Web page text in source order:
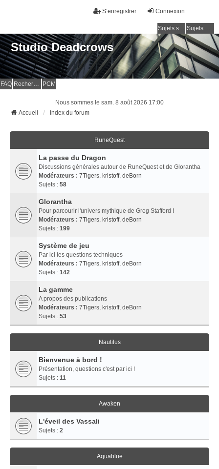
Connexion
S’enregistrer
Sujets sans réponse Sujets actifs
Studio Deadcrows
FAQ Rechercher PCM
Nous sommes le sam. 8 août 2026 17:00
Accueil
Index du forum
RuneQuest
La passe du Dragon
Discussions générales autour de RuneQuest et de Glorantha
Modérateurs : 7Tigers, kristoff, deBorn
Sujets : 58
Glorantha
Pour parcourir l'univers mythique de Greg Stafford !
Modérateurs : 7Tigers, kristoff, deBorn
Sujets : 199
Système de jeu
Par ici les questions techniques
Modérateurs : 7Tigers, kristoff, deBorn
Sujets : 142
La gamme
A propos des publications
Modérateurs : 7Tigers, kristoff, deBorn
Sujets : 53
Nautilus
Bienvenue à bord !
Présentation, questions c'est par ici !
Sujets : 11
Awaken
L'éveil des Vassali
Sujets : 2
Aquablue